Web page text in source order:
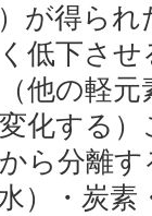
が得られ
低下さ
他の軽
化する
から分離
）・炭